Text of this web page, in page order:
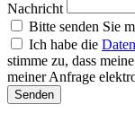
Nachricht
Bitte senden Sie
Ich habe die
stimme zu, dass
meiner Anfrage
Senden